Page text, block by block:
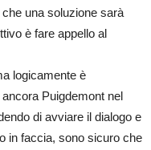
una soluzione sarà
è fare appello al
logicamente è
Puigdemont nel
di avviare il dialogo e
in faccia, sono sicuro che